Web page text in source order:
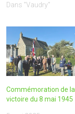
Dans "Vaudry"
Commémoration de la
victoire du 8 mai 1945